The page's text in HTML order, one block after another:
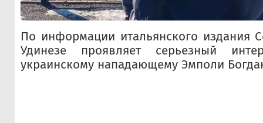
По информации итальянского издания
Удинезе проявляет серьезный
украинскому нападающему Эмполи